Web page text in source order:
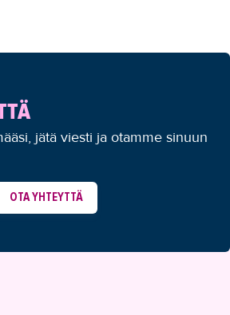
jätä viesti ja otamme sinuun
OTA YHTEYTTÄ